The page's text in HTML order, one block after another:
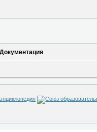
Документация